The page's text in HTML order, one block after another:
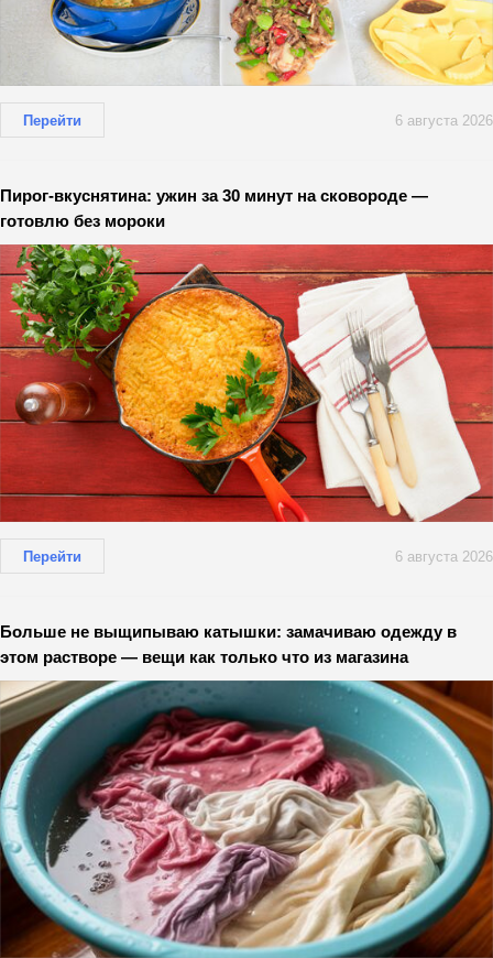
Перейти 6 августа 2026
Пирог-вкуснятина: ужин за 30 минут на сковороде —
готовлю без мороки
Перейти 6 августа 2026
Больше не выщипываю катышки: замачиваю одежду в
этом растворе — вещи как только что из магазина